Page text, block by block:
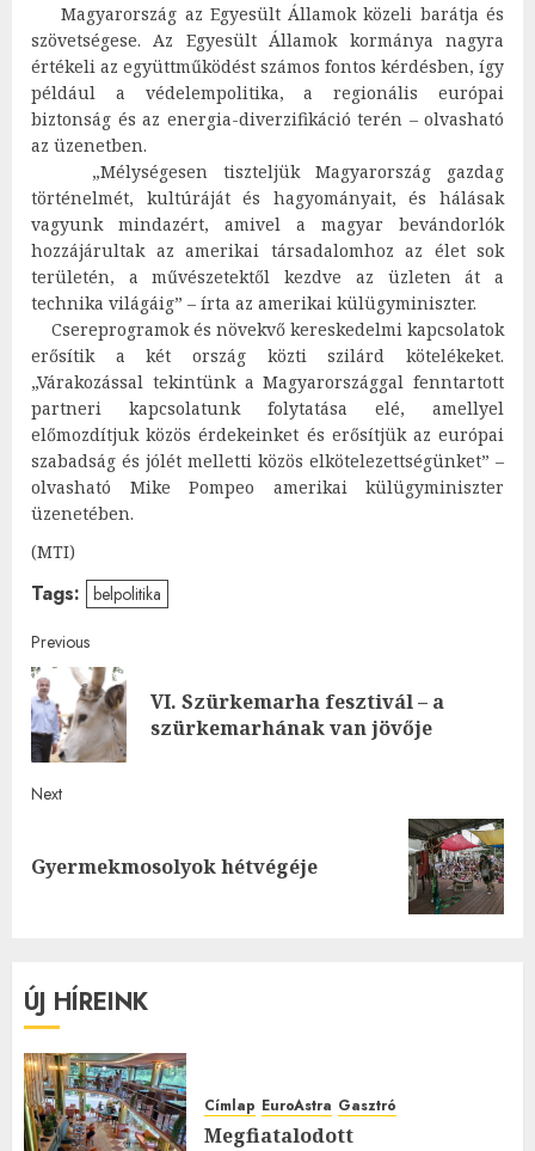
Magyarország az Egyesült Államok közeli barátja és
szövetségese. Az Egyesült Államok kormánya nagyra
értékeli az együttműködést számos fontos kérdésben, így
például a védelempolitika, a regionális európai
biztonság és az energia-diverzifikáció terén – olvasható
az üzenetben.
„Mélységesen tiszteljük Magyarország gazdag
történelmét, kultúráját és hagyományait, és hálásak
vagyunk mindazért, amivel a magyar bevándorlók
hozzájárultak az amerikai társadalomhoz az élet sok
területén, a művészetektől kezdve az üzleten át a
technika világáig” – írta az amerikai külügyminiszter.
Csereprogramok és növekvő kereskedelmi kapcsolatok
erősítik a két ország közti szilárd kötelékeket.
„Várakozással tekintünk a Magyarországgal fenntartott
partneri kapcsolatunk folytatása elé, amellyel
előmozdítjuk közös érdekeinket és erősítjük az európai
szabadság és jólét melletti közös elkötelezettségünket” –
olvasható Mike Pompeo amerikai külügyminiszter
üzenetében.
(MTI)
Tags: belpolitika
Post
navigation
Previous
VI. Szürkemarha fesztivál – a
szürkemarhának van jövője
Next
Next
post:
Gyermekmosolyok hétvégéje
ÚJ HÍREINK
Címlap EuroAstra Gasztró
Megfiatalodott